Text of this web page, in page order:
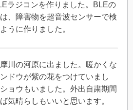
ラジコンを作りました。BLEの
、障害物を超音波センサーで検
うに作りました。
川の河原に出ました。暖かくな
ドウが紫の花をつけていまし
ョウもいました。外出自粛期間
気晴らしもいいと思います。